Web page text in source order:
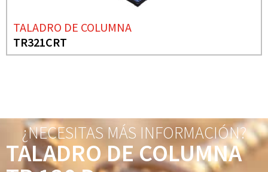
TALADRO DE COLUMNA
TR321CRT
¿NECESITAS MÁS INFORMACIÓN?
TALADRO DE COLUMNA